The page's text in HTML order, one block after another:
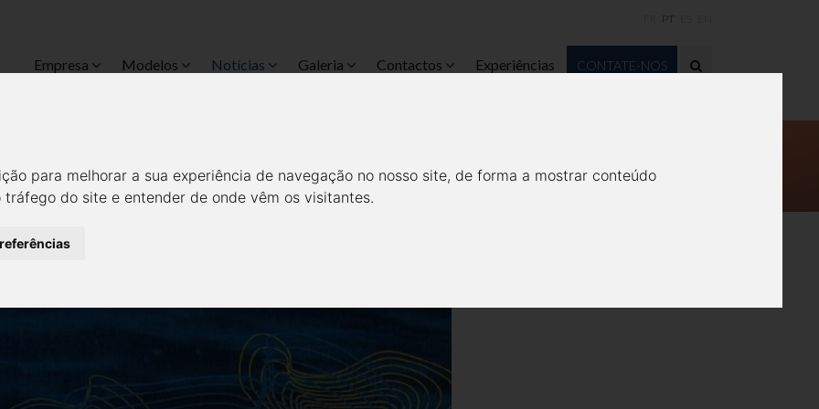
para melhorar a sua experiência de navegação no nosso site, de forma a mostrar conteúdo
do site e entender de onde vêm os visitantes.
Empresa Modelos Notícias Galeria Contactos Experiências CONTATE-NOS
PT
O FUTURO DE PORTUGAL - PRÉMIO
E EMPREENDEDORISMO
Notícias Media